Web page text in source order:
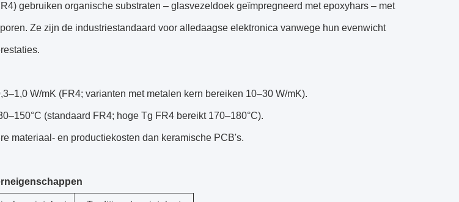
gebruiken organische substraten – glasvezeldoek geïmpregneerd met epoxyhars – met
Ze zijn de industriestandaard voor alledaagse elektronica vanwege hun evenwicht
W/mK (FR4; varianten met metalen kern bereiken 10–30 W/mK).
(standaard FR4; hoge Tg FR4 bereikt 170–180°C).
materiaal- en productiekosten dan keramische PCB's.